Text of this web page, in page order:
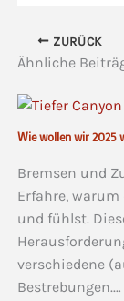
ZURÜCK
Ähnliche
Wie wollen wir 2025
Bremsen und
Erfahre,
und fühlst.
verschiedene
Bestrebungen.…